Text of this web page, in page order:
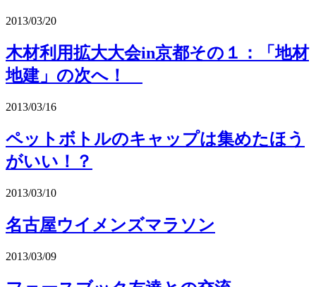
2013/03/20
木材利用拡大大会in京都その１：「地材
地建」の次へ！
2013/03/16
ペットボトルのキャップは集めたほう
がいい！？
2013/03/10
名古屋ウイメンズマラソン
2013/03/09